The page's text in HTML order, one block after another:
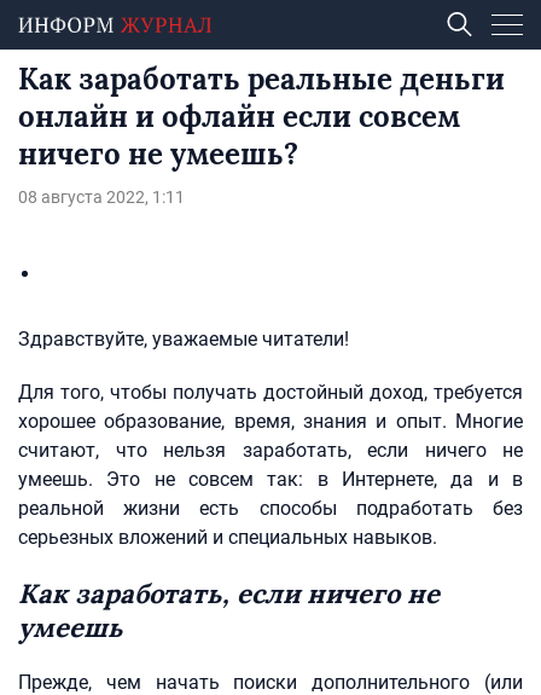
Как заработать реальные деньги
онлайн и офлайн если совсем
ничего не умеешь?
08 августа 2022, 1:11
Здравствуйте, уважаемые читатели!
Для того, чтобы получать достойный доход, требуется
хорошее образование, время, знания и опыт. Многие
считают, что нельзя заработать, если ничего не
умеешь. Это не совсем так: в Интернете, да и в
реальной жизни есть способы подработать без
серьезных вложений и специальных навыков.
Как заработать, если ничего не
умеешь
Прежде, чем начать поиски дополнительного (или